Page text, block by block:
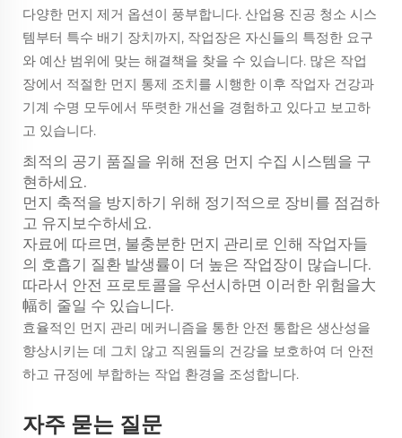
다양한 먼지 제거 옵션이 풍부합니다. 산업용 진공 청소 시스
템부터 특수 배기 장치까지, 작업장은 자신들의 특정한 요구
와 예산 범위에 맞는 해결책을 찾을 수 있습니다. 많은 작업
장에서 적절한 먼지 통제 조치를 시행한 이후 작업자 건강과
기계 수명 모두에서 뚜렷한 개선을 경험하고 있다고 보고하
고 있습니다.
최적의 공기 품질을 위해 전용 먼지 수집 시스템을 구
현하세요.
먼지 축적을 방지하기 위해 정기적으로 장비를 점검하
고 유지보수하세요.
자료에 따르면, 불충분한 먼지 관리로 인해 작업자들
의 호흡기 질환 발생률이 더 높은 작업장이 많습니다.
따라서 안전 프로토콜을 우선시하면 이러한 위험을大
幅히 줄일 수 있습니다.
효율적인 먼지 관리 메커니즘을 통한 안전 통합은 생산성을
향상시키는 데 그치 않고 직원들의 건강을 보호하여 더 안전
하고 규정에 부합하는 작업 환경을 조성합니다.
자주 묻는 질문